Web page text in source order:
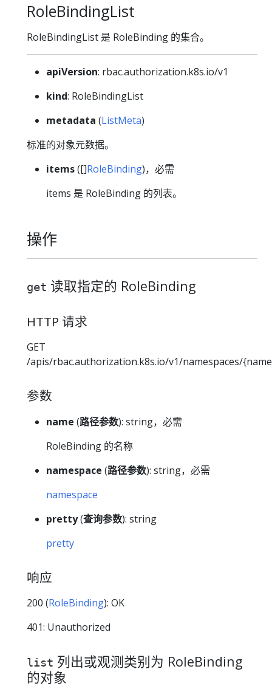
RoleBindingList
RoleBindingList 是 RoleBinding 的集合。
apiVersion: rbac.authorization.k8s.io/v1
kind: RoleBindingList
metadata (ListMeta)
标准的对象元数据。
items([]RoleBinding)，必需
items 是 RoleBinding 的列表。
操作
get 读取指定的 RoleBinding
HTTP 请求
GET
/apis/rbac.authorization.k8s.io/v1/namespaces/
参数
name (路径参数): string，必需
RoleBinding 的名称
namespace (路径参数): string，必需
namespace
pretty(查询参数): string
pretty
响应
200 (RoleBinding): OK
401: Unauthorized
list 列出或观测类别为 RoleBinding
的对象